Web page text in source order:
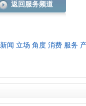
返回服务频道
新闻 立场 角度 消费 服务